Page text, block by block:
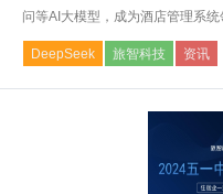
问等AI大模型，成为酒店管理系
DeepSeek 旅智科技 资讯